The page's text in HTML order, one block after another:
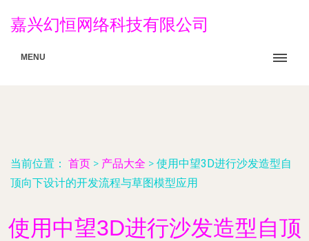
嘉兴幻恒网络科技有限公司
MENU
当前位置： 首页 > 产品大全 > 使用中望3D进行沙发造型自
顶向下设计的开发流程与草图模型应用
使用中望3D进行沙发造型自顶